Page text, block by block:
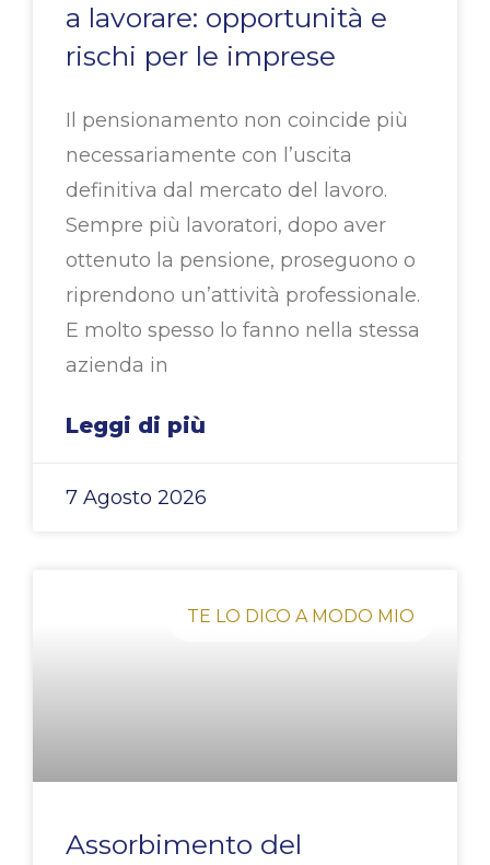
a lavorare: opportunità e
rischi per le imprese
Il pensionamento non coincide più
necessariamente con l’uscita
definitiva dal mercato del lavoro.
Sempre più lavoratori, dopo aver
ottenuto la pensione, proseguono o
riprendono un’attività professionale.
E molto spesso lo fanno nella stessa
azienda in
Leggi di più
7 Agosto 2026
TE LO DICO A MODO MIO
Assorbimento del